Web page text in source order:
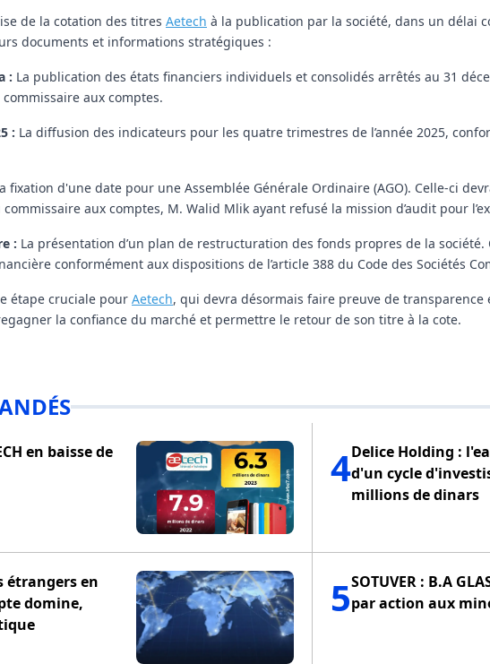
de la cotation des titres Aetech à la publication par la société, dans un délai
documents et informations stratégiques :
: La publication des états financiers individuels et consolidés arrêtés au 31
aux comptes.
: La diffusion des indicateurs pour les quatre trimestres de l’année 2025,
fixation d'une date pour une Assemblée Générale Ordinaire (AGO). Celle-ci
aux comptes, M. Walid Mlik ayant refusé la mission d’audit pour
: La présentation d’un plan de restructuration des fonds propres de la société.
conformément aux dispositions de l’article 388 du Code des Sociétés
étape cruciale pour Aetech, qui devra désormais faire preuve de transparence
la confiance du marché et permettre le retour de son titre à la cote.
en baisse de
étrangers en
domine,
4Delice Holding :
d'un cycle
millions de dinars
5SOTUVER : B.A
par action aux